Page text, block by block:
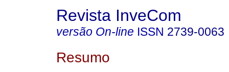
Revista InveCom
versão On-line ISSN 2739-0063
Resumo